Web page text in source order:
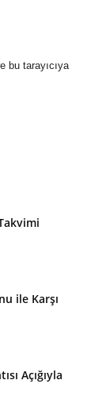
bu tarayıcıya
ile Karşı
Açığıyla